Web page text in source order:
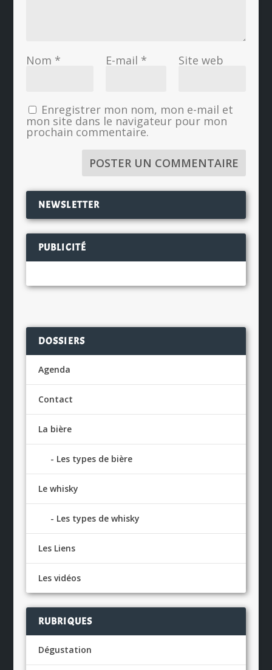
Nom * E-mail * Site web
Enregistrer mon nom, mon e-mail et
mon site dans le navigateur pour mon
prochain commentaire.
NEWSLETTER
PUBLICITÉ
DOSSIERS
Agenda
Contact
La bière
Les types de bière
Le whisky
Les types de whisky
Les Liens
Les vidéos
RUBRIQUES
Dégustation